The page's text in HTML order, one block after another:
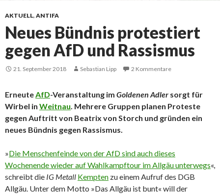
AKTUELL, ANTIFA
Neues Bündnis protestiert
gegen AfD und Rassismus
21. September 2018 Sebastian Lipp 2 Kommentare
ErneuteAfD-Veranstaltung im Goldenen Adler sorgt für
Wirbel in Weitnau. Mehrere Gruppen planen Proteste
gegen Auftritt von Beatrix von Storch und gründen ein
neues Bündnis gegen Rassismus.
»Die Menschenfeinde von der AfD sind auch dieses
Wochenende wieder auf Wahlkampftour im Allgäu unterwegs«,
schreibt die IG Metall Kempten zu einem Aufruf des DGB
Allgäu. Unter dem Motto »Das Allgäu ist bunt« will der